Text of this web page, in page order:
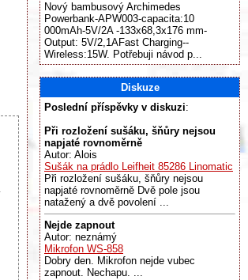
Nový bambusový Archimedes
Powerbank-APW003-capacita:10
000mAh-5V/2A -133x68,3x176 mm-
Output: 5V/2,1AFast Charging--
Wireless:15W. Potřebuji návod p...
Diskuze
Poslední příspěvky v diskuzi:
Při rozložení sušáku, šňůry nejsou
napjaté rovnoměrně
Autor: Alois
Sušák na prádlo Leifheit 85286 Linomatic
Při rozložení sušáku, šňůry nejsou
napjaté rovnoměrně Dvě pole jsou
natažený a dvě povolení ...
Nejde zapnout
Autor: neznámý
Mikrofon WS-858
Dobry den. Mikrofon nejde vubec
zapnout. Nechapu. ...